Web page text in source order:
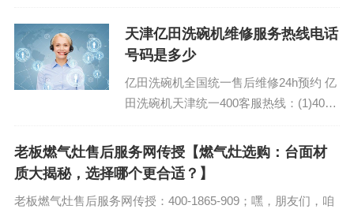
400-1865-909...
天津亿田洗碗机维修服务热线电话
号码是多少
亿田洗碗机全国统一售后维修24h预约 亿
田洗碗机天津统一400客服热线：(1)400-
老板燃气灶售后服务网传授【燃气灶选购：台面材
质大揭秘，选择哪个更合适？】
老板燃气灶售后服务网传授：400-1865-909；嘿，朋友们，咱